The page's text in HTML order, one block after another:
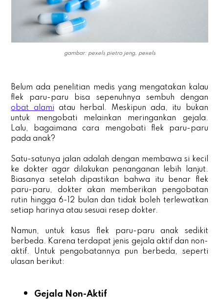
gambar: pexels pietro jeng, pexels
Belum ada penelitian medis yang mengatakan kalau
flek paru-paru bisa sepenuhnya sembuh dengan
obat alami atau herbal. Meskipun ada, itu bukan
untuk mengobati melainkan meringankan gejala.
Lalu, bagaimana cara mengobati flek paru-paru
pada anak?
Satu-satunya jalan adalah dengan membawa si kecil
ke dokter agar dilakukan penanganan lebih lanjut.
Biasanya setelah dipastikan bahwa itu benar flek
paru-paru, dokter akan memberikan pengobatan
rutin hingga 6-12 bulan dan tidak boleh terlewatkan
setiap harinya atau sesuai resep dokter.
Namun, untuk kasus flek paru-paru anak sedikit
berbeda. Karena terdapat jenis gejala aktif dan non-
aktif. Untuk pengobatannya pun berbeda, seperti
ulasan berikut:
Gejala Non-Aktif